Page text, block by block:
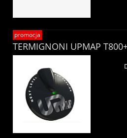
TERMIGNONI UPMAP
promocja